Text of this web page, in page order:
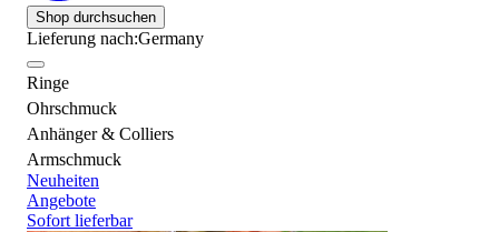
Shop durchsuchen
Lieferung nach:Germany
Ringe
Ohrschmuck
Anhänger & Colliers
Armschmuck
Neuheiten
Angebote
Sofort lieferbar